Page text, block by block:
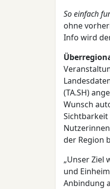
So einfach
ohne
Info wird
(TA.SH)
Wunsch
Sichtbarkeit
der Region
„Unser Ziel
und
Anbindung